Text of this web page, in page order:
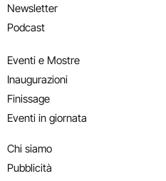
Newsletter
Podcast
Eventi e Mostre
Inaugurazioni
Finissage
Eventi in giornata
Chi siamo
Pubblicità